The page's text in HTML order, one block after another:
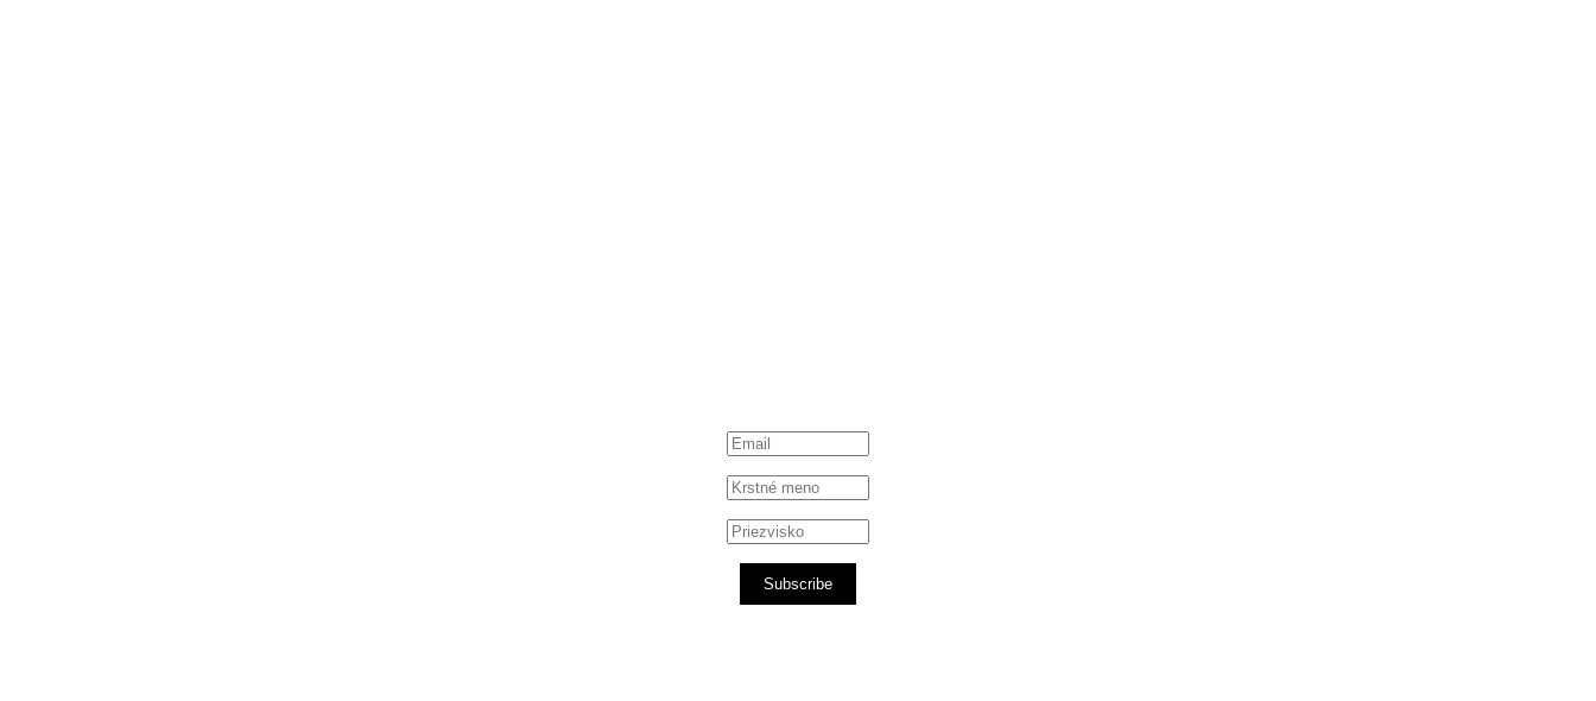
Subscribe